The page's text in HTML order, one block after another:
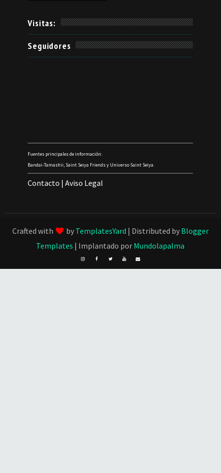
Visitas:
Seguidores
Fuentes principales de información:
Bandai-Tamashii, Saint Seiya Friends y Universo Saint Seiya.
Contacto |Aviso Legal
Crafted with by TemplatesYard | Distributed by Blogger
Templates | Implantado por Mundolapalma